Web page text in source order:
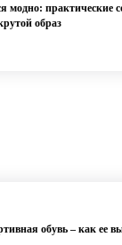
модно: практические
образ
обувь – как ее